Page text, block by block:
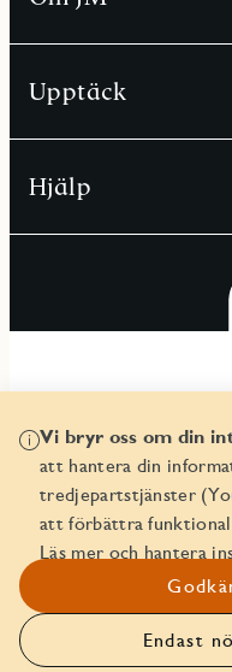
Vi bryr oss om din
att hantera din
tredjepartstjänster
att förbättra
Läs mer och hantera
Endast
Upptäck
Hjälp
©